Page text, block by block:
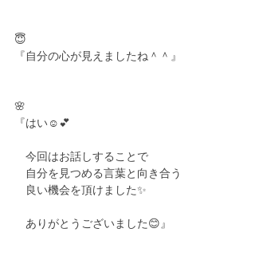
😇
『自分の心が見えましたね＾＾』
🌸
『はい☺️💕
今回はお話しすることで
自分を見つめる言葉と向き合う
良い機会を頂けました✨
ありがとうございました😊』